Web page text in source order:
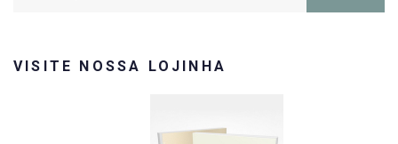
VISITE NOSSA LOJINHA